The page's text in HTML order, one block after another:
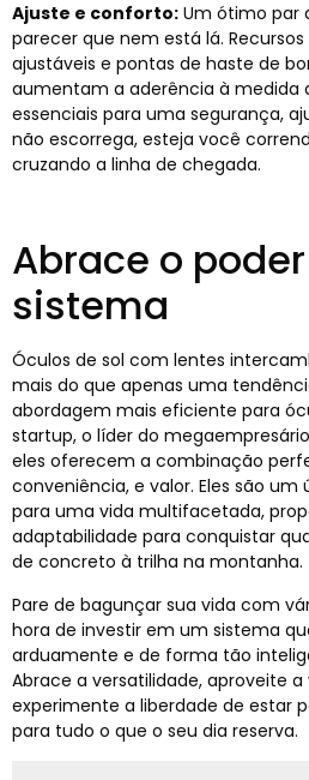
Ajuste e conforto: Um ótimo par
parecer que nem está lá.
ajustáveis ​​e pontas de haste de
aumentam a aderência à medida
essenciais para uma segurança,
não escorrega, esteja você
cruzando a linha de chegada.
Abrace o
sistema
Óculos de sol com lentes
mais do que apenas uma
abordagem mais eficiente para
startup, o líder do
eles oferecem a combinação
conveniência, e valor. Eles são
para uma vida multifacetada,
adaptabilidade para conquistar
de concreto à trilha na montanha.
Pare de bagunçar sua vida com
hora de investir em um sistema
arduamente e de forma tão
Abrace a versatilidade, aproveite
experimente a liberdade de estar
para tudo o que o seu dia reserva.